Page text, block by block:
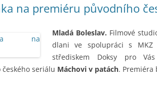
na premiéru původního
Mladá Boleslav. Filmové
dlani ve spolupráci s MKZ
střediskem Doksy pro
seriálu Máchovi v patách. Premiéra